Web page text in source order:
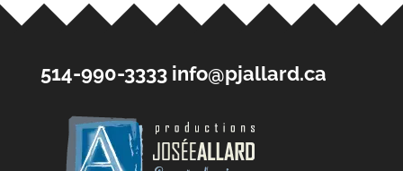
514-990-3333 info@pjallard.ca